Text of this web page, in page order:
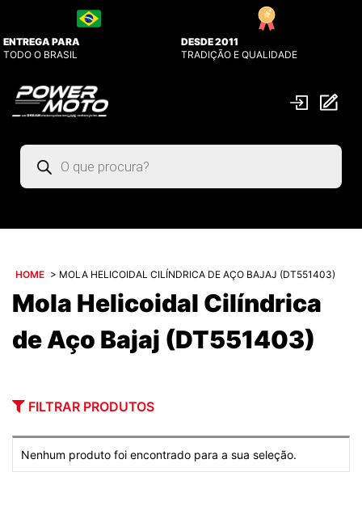
ENTREGA PARA
TODO O BRASIL
DESDE 2011
TRADIÇÃO E QUALIDADE
Pesquisar
produtos
HOME > MOLA HELICOIDAL CILÍNDRICA DE AÇO BAJAJ (DT551403)
Mola Helicoidal Cilíndrica
de Aço Bajaj (DT551403)
FILTRAR PRODUTOS
Nenhum produto foi encontrado para a sua seleção.